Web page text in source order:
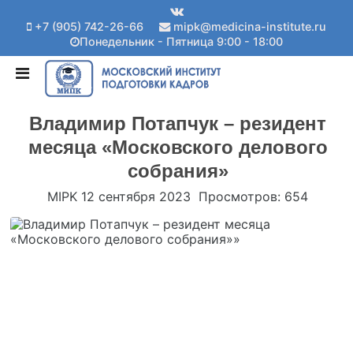
+7 (905) 742-26-66
mipk@medicina-institute.ru
Понедельник - Пятница 9:00 - 18:00
Владимир Потапчук – резидент
месяца «Московского делового
собрания»
MIPK 12 сентября 2023 Просмотров: 654